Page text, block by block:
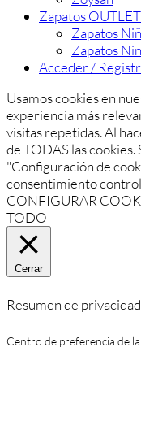
Zapatos OUTLET
Zapatos
Zapatos
Acceder /
Usamos cookies en
experiencia más
visitas repetidas. Al
de TODAS las
"Configuración de
consentimiento
CONFIGURAR
TODO
Cerrar
Resumen de privacidad
Centro de preferencia de